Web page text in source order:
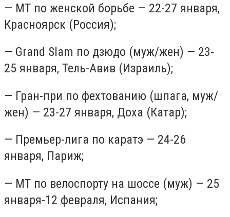
— МТ по женской борьбе — 22-27 января,
Красноярск (Россия);
— Grand Slam по дзюдо (муж/жен) — 23-
25 января, Тель-Авив (Израиль);
— Гран-при по фехтованию (шпага, муж/
жен) — 23-27 января, Доха (Катар);
— Премьер-лига по каратэ — 24-26
января, Париж;
— МТ по велоспорту на шоссе (муж) — 25
января-12 февраля, Испания;